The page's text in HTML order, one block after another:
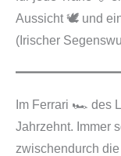
Aussicht 🕊️ und
(Irischer
Im Ferrari 🏎️ des
Jahrzehnt. Immer
zwischendurch